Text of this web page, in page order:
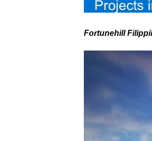
Fortunehill